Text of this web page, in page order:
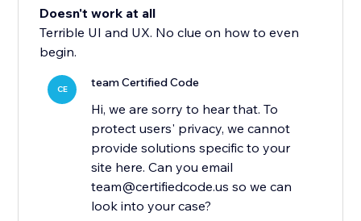
Doesn't work at all
Terrible UI and UX. No clue on how to even
begin.
CE team Certified Code
Hi, we are sorry to hear that. To
protect users' privacy, we cannot
provide solutions specific to your
site here. Can you email
team@certifiedcode.us so we can
look into your case?